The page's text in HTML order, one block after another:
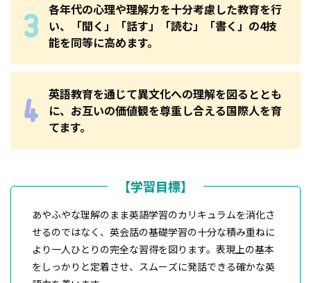
各年代の心理や理解力を十分考慮した教育を行
い、「聞く」「話す」「読む」「書く」の4技
能を同等に高めます。
英語教育を通じて異文化への理解を図るととも
に、お互いの価値観を尊重し合える国際人を育
てます。
【学習目標】
あやふやな理解のまま英語学習のカリキュラムを消化さ
せるのではなく、英会話の基礎学習の十分な積み重ねに
より一人ひとりの完全な習得を図ります。表現上の基本
をしっかりと定着させ、スムーズに発話できる確かな英